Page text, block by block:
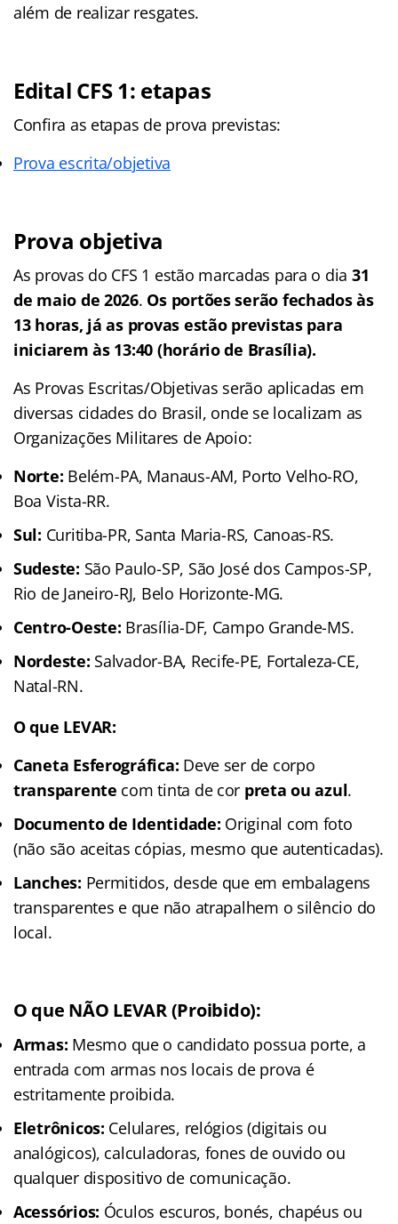
além de realizar resgates.
Edital CFS 1: etapas
Confira as etapas de prova previstas:
Prova escrita/objetiva
Prova objetiva
As provas do CFS 1 estão marcadas para o dia 31
de maio de 2026. Os portões serão fechados às
13 horas, já as provas estão previstas para
iniciarem às 13:40 (horário de Brasília).
As Provas Escritas/Objetivas serão aplicadas em
diversas cidades do Brasil, onde se localizam as
Organizações Militares de Apoio:
Norte: Belém-PA, Manaus-AM, Porto Velho-RO,
Boa Vista-RR.
Sul: Curitiba-PR, Santa Maria-RS, Canoas-RS.
Sudeste: São Paulo-SP, São José dos Campos-SP,
Rio de Janeiro-RJ, Belo Horizonte-MG.
Centro-Oeste: Brasília-DF, Campo Grande-MS.
Nordeste: Salvador-BA, Recife-PE, Fortaleza-CE,
Natal-RN.
O que LEVAR:
Caneta Esferográfica: Deve ser de corpo
transparente com tinta de cor preta ou azul.
Documento de Identidade: Original com foto
(não são aceitas cópias, mesmo que autenticadas).
Lanches: Permitidos, desde que em embalagens
transparentes e que não atrapalhem o silêncio do
local.
O que NÃO LEVAR (Proibido):
Armas: Mesmo que o candidato possua porte, a
entrada com armas nos locais de prova é
estritamente proibida.
Eletrônicos: Celulares, relógios (digitais ou
analógicos), calculadoras, fones de ouvido ou
qualquer dispositivo de comunicação.
Acessórios: Óculos escuros, bonés, chapéus ou